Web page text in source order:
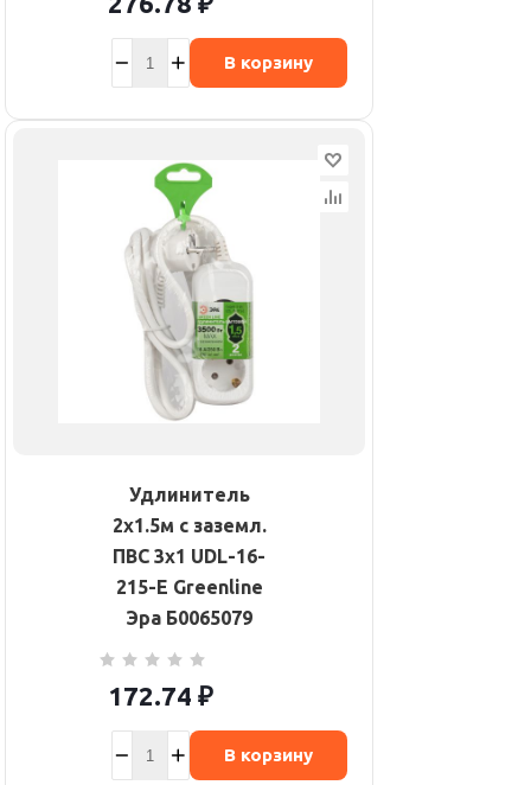
В корзину
Удлинитель
2х1.5м с заземл.
ПВС 3х1 UDL-16-
215-E Greenline
Эра Б0065079
172.74 ₽
В корзину